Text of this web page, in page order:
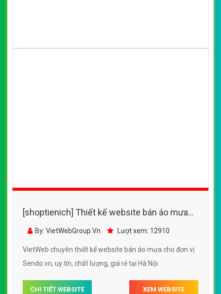
[shoptienich] Thiết kế website bán áo mưa
Sendo đẹp, chuyên nghiệp chuẩn SEO
By: VietWebGroup.Vn Lượt xem: 12910
VietWeb chuyên thiết kế website bán áo mưa cho đơn vị
Sendo.vn, uy tín, chất lượng, giá rẻ tại Hà Nội
CHI TIẾT WEBSITE XEM WEBSITE